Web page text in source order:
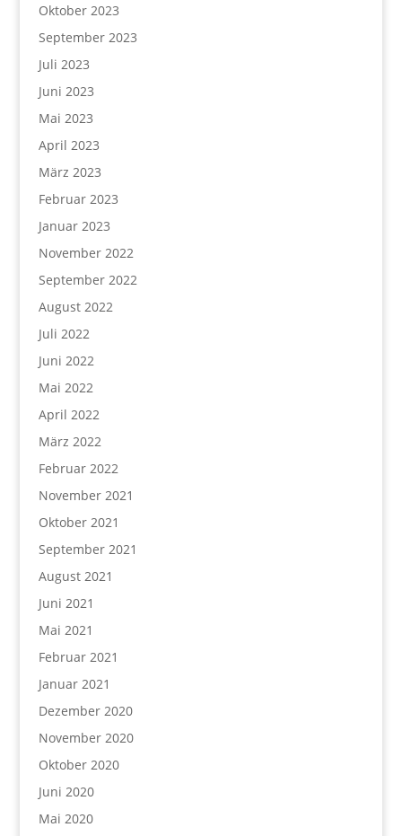
Oktober 2023
September 2023
Juli 2023
Juni 2023
Mai 2023
April 2023
März 2023
Februar 2023
Januar 2023
November 2022
September 2022
August 2022
Juli 2022
Juni 2022
Mai 2022
April 2022
März 2022
Februar 2022
November 2021
Oktober 2021
September 2021
August 2021
Juni 2021
Mai 2021
Februar 2021
Januar 2021
Dezember 2020
November 2020
Oktober 2020
Juni 2020
Mai 2020